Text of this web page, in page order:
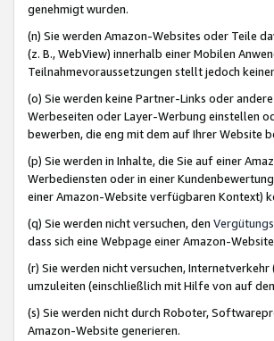
genehmigt wurden.
(n) Sie werden Amazon-Websites oder Teile
(z. B., WebView) innerhalb einer Mobilen
Teilnahmevoraussetzungen stellt jedoch
(o) Sie werden keine Partner-Links oder
Werbeseiten oder Layer-Werbung einstellen
bewerben, die eng mit dem auf Ihrer Website
(p) Sie werden in Inhalte, die Sie auf einer
Werbediensten oder in einer
einer Amazon-Website verfügbaren Kontext)
(q) Sie werden nicht versuchen, den
dass sich eine Webpage einer Amazon-
(r) Sie werden nicht versuchen,
umzuleiten (einschließlich mit Hilfe von auf
(s) Sie werden nicht durch Roboter,
Amazon-Website generieren.